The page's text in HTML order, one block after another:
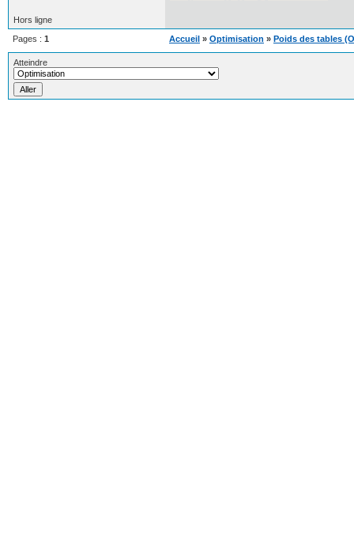
Hors ligne
Pages : 1 Accueil » Optimisation » Poids des tables
Atteindre